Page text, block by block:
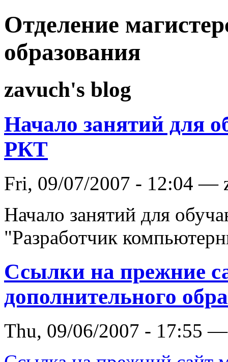
Отделение
образования
zavuch's blog
Начало занятий для
РКТ
Fri, 09/07/2007 - 12:04 —
Начало занятий для
"Разработчик
Ссылки на прежние
дополнительного
Thu, 09/06/2007 - 17:55